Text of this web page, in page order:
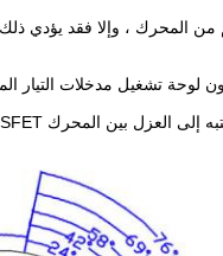
الأسلاك المحمية إذا كانت المسافة بين لوحة القيادة أكثر